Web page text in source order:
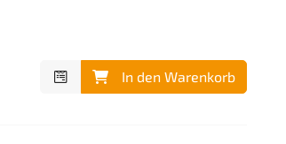
In den Warenkorb